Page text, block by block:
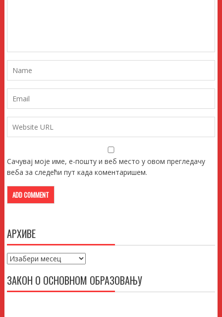
Сачувај моје име, е-пошту и веб место у овом прегледачу
веба за следећи пут када коментаришем.
АРХИВЕ
Архиве
ЗАКОН О ОСНОВНОМ ОБРАЗОВАЊУ